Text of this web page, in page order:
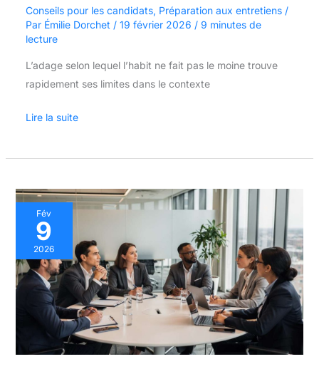
Conseils pour les candidats, Préparation aux entretiens/
Par Émilie Dorchet / 19 février 2026 / 9 minutes de
lecture
L’adage selon lequel l’habit ne fait pas le moine trouve
rapidement ses limites dans le contexte
Lire la suite
Fév
9
2026
Conseils
pour
réussir
l’entretien
annuel
d’évaluation